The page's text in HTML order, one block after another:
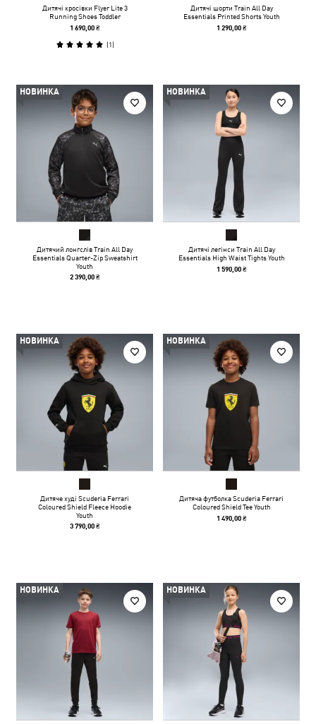
Дитячі кросівки Flyer Lite 3
Running Shoes Toddler
1 690,00 ₴
(1)
Дитячі шорти Train All Day
Essentials Printed Shorts Youth
1 290,00 ₴
НОВИНКА
Дитячий лонгслів Train All Day
Essentials Quarter-Zip Sweatshirt
Youth
2 390,00 ₴
НОВИНКА
Дитячі легінси Train All Day
Essentials High Waist Tights Youth
1 590,00 ₴
НОВИНКА
Дитяче худі Scuderia Ferrari
Coloured Shield Fleece Hoodie
Youth
3 790,00 ₴
НОВИНКА
Дитяча футболка Scuderia Ferrari
Coloured Shield Tee Youth
1 490,00 ₴
НОВИНКА НОВИНКА